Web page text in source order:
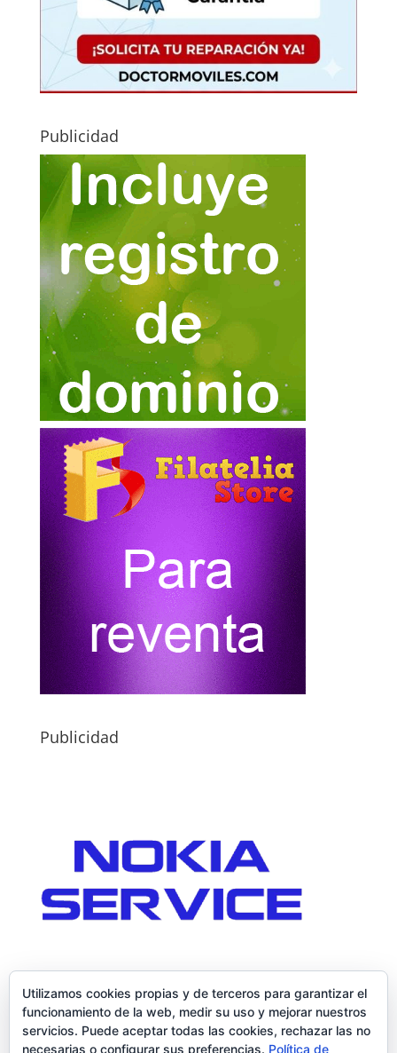
Publicidad
Publicidad
Utilizamos cookies propias y de terceros para garantizar el
funcionamiento de la web, medir su uso y mejorar nuestros
servicios. Puede aceptar todas las cookies, rechazar las no
necesarias o configurar sus preferencias. Política de